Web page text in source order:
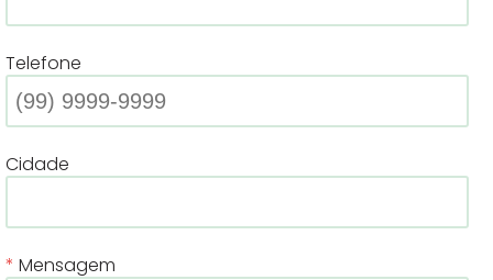
Telefone
Cidade
Mensagem